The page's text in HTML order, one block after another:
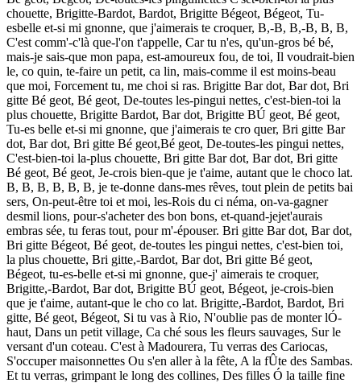
chouette, Brigitte-Bardot, Bardot, Brigitte Bégeot, Bégeot, Tu-
esbelle et-si mi gnonne, que j'aimerais te croquer, B,-B, B,-B, B, B,
C'est comm'-c'là que-l'on t'appelle, Car tu n'es, qu'un-gros bé bé,
mais-je sais-que mon papa, est-amoureux fou, de toi, Il voudrait-bien
le, co quin, te-faire un petit, ca lin, mais-comme il est moins-beau
que moi, Forcement tu, me choi si ras. Brigitte Bar dot, Bar dot, Bri
gitte Bé geot, Bé geot, De-toutes les-pingui nettes, c'est-bien-toi la
plus chouette, Brigitte Bardot, Bar dot, Brigitte BÚ geot, Bé geot,
Tu-es belle et-si mi gnonne, que j'aimerais te cro quer, Bri gitte Bar
dot, Bar dot, Bri gitte Bé geot,Bé geot, De-toutes-les pingui nettes,
C'est-bien-toi la-plus chouette, Bri gitte Bar dot, Bar dot, Bri gitte
Bé geot, Bé geot, Je-crois bien-que je t'aime, autant que le choco lat.
B, B, B, B, B, B, je te-donne dans-mes rêves, tout plein de petits bai
sers, On-peut-être toi et moi, les-Rois du ci néma, on-va-gagner
desmil lions, pour-s'acheter des bon bons, et-quand-jejet'aurais
embras sée, tu feras tout, pour m'-épouser. Bri gitte Bar dot, Bar dot,
Bri gitte Bégeot, Bé geot, de-toutes les pingui nettes, c'est-bien toi,
la plus chouette, Bri gitte,-Bardot, Bar dot, Bri gitte Bé geot,
Bégeot, tu-es-belle et-si mi gnonne, que-j' aimerais te croquer,
Brigitte,-Bardot, Bar dot, Brigitte BÚ geot, Bégeot, je-crois-bien
que je t'aime, autant-que le cho co lat. Brigitte,-Bardot, Bardot, Bri
gitte, Bé geot, Bégeot, Si tu vas à Rio, N'oublie pas de monter lÓ-
haut, Dans un petit village, Ca ché sous les fleurs sauvages, Sur le
versant d'un coteau. C'est à Madourera, Tu verras des Cariocas,
S'occuper maisonnettes Ou s'en aller à la fête, A la fÛte des Sambas.
Et tu verras, grimpant le long des collines, Des filles Ó la taille fine